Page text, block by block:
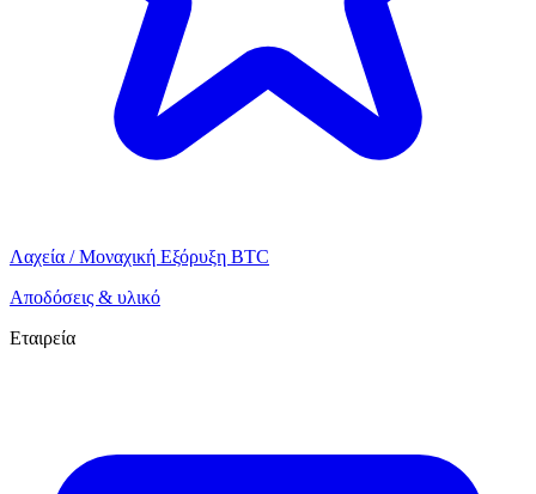
Λαχεία / Μοναχική Εξόρυξη BTC
Αποδόσεις & υλικό
Εταιρεία